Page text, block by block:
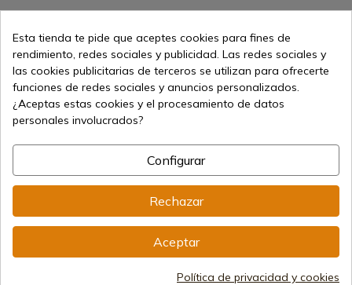
info@aceros-de-hispania.com
Esta tienda te pide que aceptes cookies para fines de
rendimiento, redes sociales y publicidad. Las redes sociales y
las cookies publicitarias de terceros se utilizan para ofrecerte
funciones de redes sociales y anuncios personalizados.
¿Aceptas estas cookies y el procesamiento de datos
personales involucrados?
Configurar
Rechazar
Aceptar
Política de privacidad y cookies